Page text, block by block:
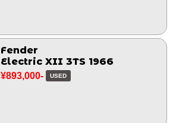
Fender
Electric XII 3TS 1966
¥893,000- USED